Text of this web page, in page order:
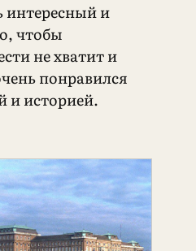
интересный и
чтобы
не хватит и
понравился
и историей.